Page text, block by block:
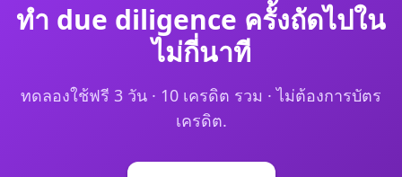
ทำ due diligence ครั้งถัดไปใน
ไม่กี่นาที
ทดลองใช้ฟรี 3 วัน · 10 เครดิต รวม · ไม่ต้องการบัตร
เครดิต.